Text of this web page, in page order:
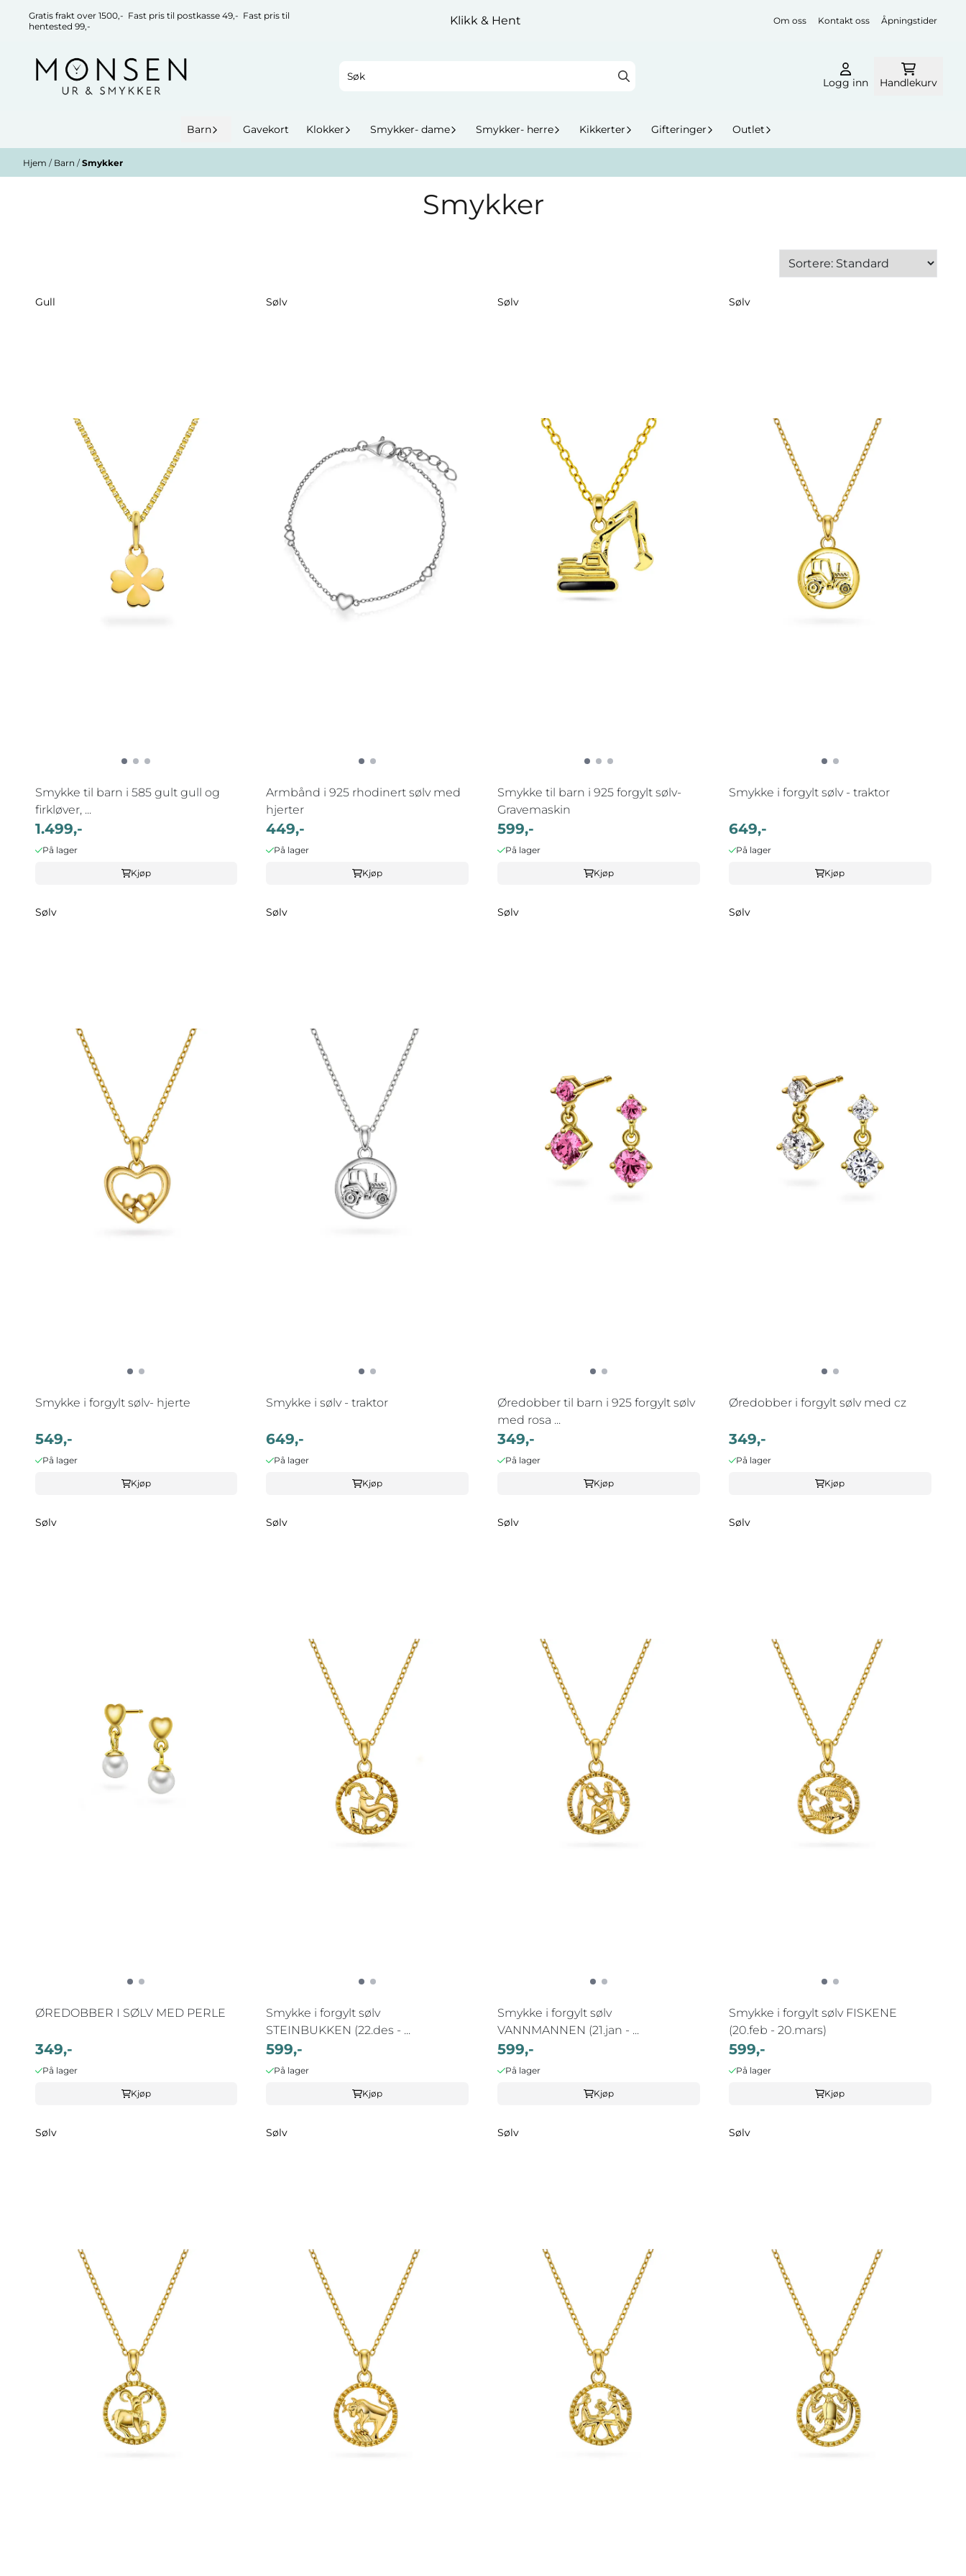
Hopp til innhold
Gratis frakt over 1500,- Fast pris til postkasse 49,- Fast pris til
hentested 99,-
Klikk & Hent Om oss Kontakt oss Åpningstider
Logg inn Handlekurv
Barn Gavekort Klokker Smykker- dame Smykker- herre Kikkerter Gifteringer Outlet
Hjem / Barn /Smykker
Smykker
Gull
Smykke til barn i 585 gult gull og
firkløver, ...
1.499,-
På lager
Kjøp
Sølv
Armbånd i 925 rhodinert sølv med
hjerter
449,-
På lager
Kjøp
Sølv
Smykke til barn i 925 forgylt sølv-
Gravemaskin
599,-
På lager
Kjøp
Sølv
Smykke i forgylt sølv - traktor
649,-
På lager
Kjøp
Sølv
Smykke i forgylt sølv- hjerte
549,-
På lager
Kjøp
Sølv
Smykke i sølv - traktor
649,-
På lager
Kjøp
Sølv
Øredobber til barn i 925 forgylt sølv
med rosa ...
349,-
På lager
Kjøp
Sølv
Øredobber i forgylt sølv med cz
349,-
På lager
Kjøp
Sølv
ØREDOBBER I SØLV MED PERLE
349,-
På lager
Kjøp
Sølv
Smykke i forgylt sølv
STEINBUKKEN (22.des - ...
599,-
På lager
Kjøp
Sølv
Smykke i forgylt sølv
VANNMANNEN (21.jan - ...
599,-
På lager
Kjøp
Sølv
Smykke i forgylt sølv FISKENE
(20.feb - 20.mars)
599,-
På lager
Kjøp
Sølv Sølv Sølv Sølv